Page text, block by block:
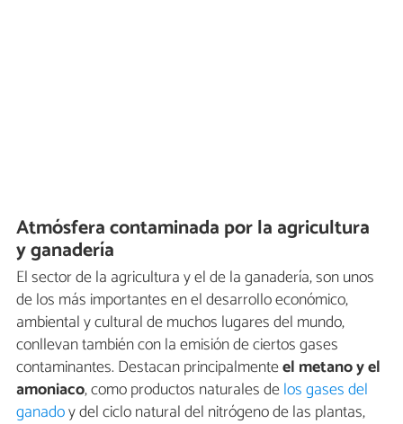
Atmósfera contaminada por la agricultura
y ganadería
El sector de la agricultura y el de la ganadería, son unos
de los más importantes en el desarrollo económico,
ambiental y cultural de muchos lugares del mundo,
conllevan también con la emisión de ciertos gases
contaminantes. Destacan principalmenteel metano y el
amoniaco, como productos naturales delos gases del
ganadoy del ciclo natural del nitrógeno de las plantas,